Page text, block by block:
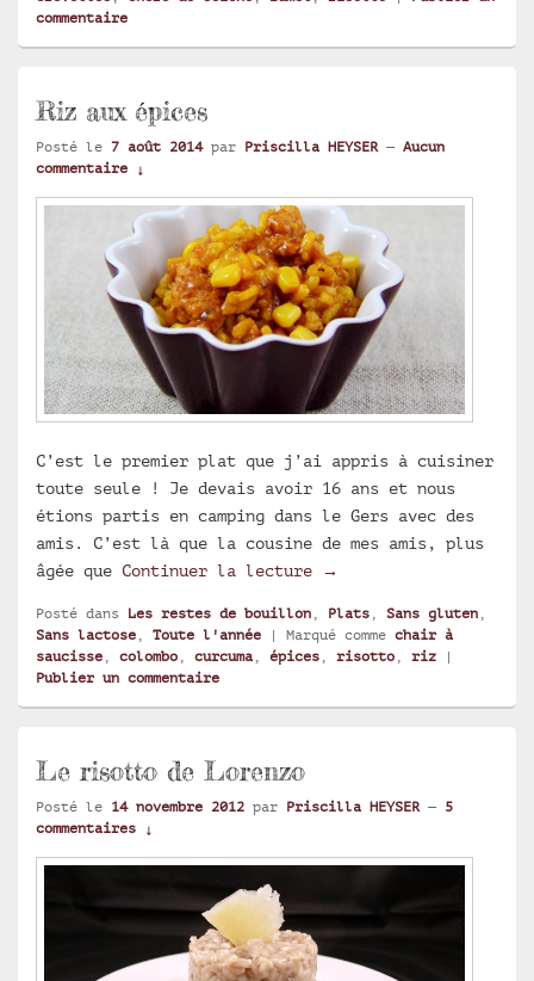
commentaire
Riz aux épices
Posté le 7 août 2014 par Priscilla HEYSER — Aucun
commentaire ↓
C’est le premier plat que j’ai appris à cuisiner
toute seule ! Je devais avoir 16 ans et nous
étions partis en camping dans le Gers avec des
amis. C’est là que la cousine de mes amis, plus
âgée que Continuer la lecture Riz aux épices
→
Posté dans Les restes de bouillon , Plats , Sans gluten ,
Sans lactose , Toute l'année | Marqué comme chair à
saucisse , colombo , curcuma , épices , risotto , riz
|
Publier un commentaire
Le risotto de Lorenzo
Posté le 14 novembre 2012 par Priscilla HEYSER — 5
commentaires ↓